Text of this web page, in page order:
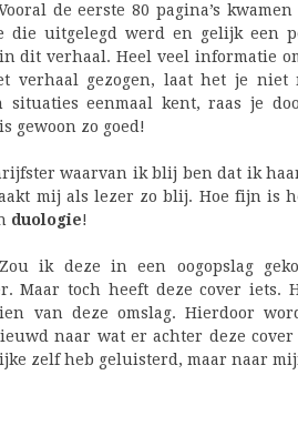
de eerste 80 pagina’s
die uitgelegd werd en gelijk een
dit verhaal. Heel veel informatie
verhaal gezogen, laat het je
situaties eenmaal kent, raas je
gewoon zo goed!
waarvan ik blij ben dat ik
mij als lezer zo blij. Hoe fijn is
duologie!
ik deze in een oogopslag
Maar toch heeft deze cover iets.
van deze omslag. Hierdoor
naar wat er achter deze
zelf heb geluisterd, maar naar